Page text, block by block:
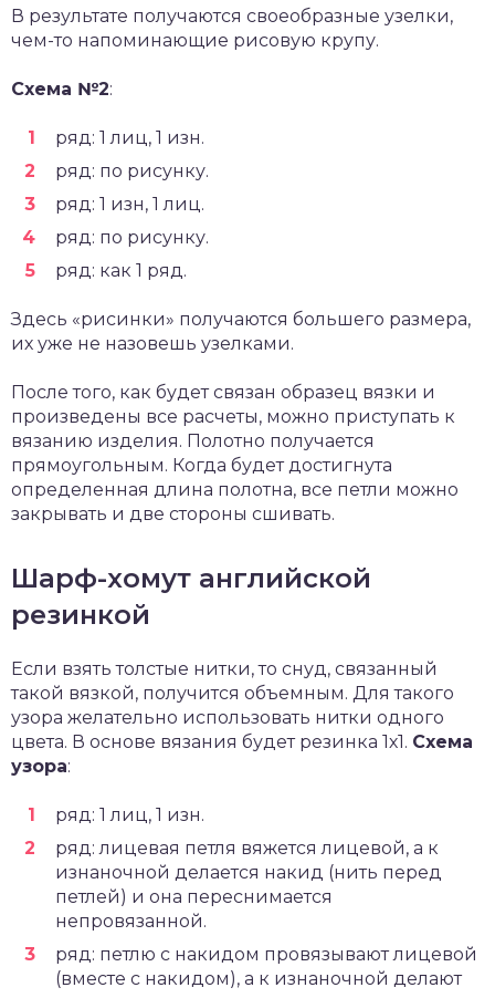
В результате получаются своеобразные узелки,
чем-то напоминающие рисовую крупу.
Схема №2:
ряд: 1 лиц, 1 изн.
ряд: по рисунку.
ряд: 1 изн, 1 лиц.
ряд: по рисунку.
ряд: как 1 ряд.
Здесь «рисинки» получаются большего размера,
их уже не назовешь узелками.
После того, как будет связан образец вязки и
произведены все расчеты, можно приступать к
вязанию изделия. Полотно получается
прямоугольным. Когда будет достигнута
определенная длина полотна, все петли можно
закрывать и две стороны сшивать.
Шарф-хомут английской
резинкой
Если взять толстые нитки, то снуд, связанный
такой вязкой, получится объемным. Для такого
узора желательно использовать нитки одного
цвета. В основе вязания будет резинка 1х1. Схема
узора:
ряд: 1 лиц, 1 изн.
ряд: лицевая петля вяжется лицевой, а к
изнаночной делается накид (нить перед
петлей) и она переснимается
непровязанной.
ряд: петлю с накидом провязывают лицевой
(вместе с накидом), а к изнаночной делают